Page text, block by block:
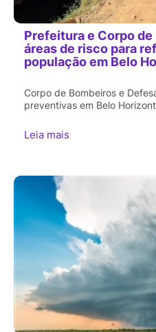
Prefeitura e Corpo
áreas de risco para
população em Belo
Corpo de Bombeiros e
preventivas em Belo
Leia mais